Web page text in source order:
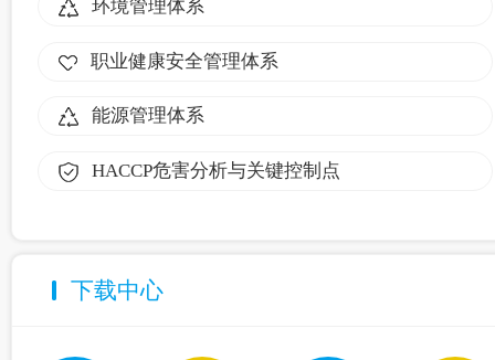
环境管理体系
职业健康安全管理体系
能源管理体系
HACCP危害分析与关键控制点
下载中心